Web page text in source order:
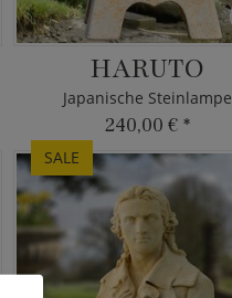
HARUTO
Japanische Steinlampe
240,00 € *
SALE